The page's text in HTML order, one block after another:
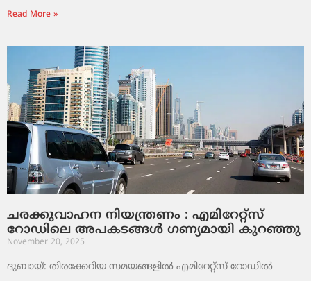
Read More »
ചരക്കുവാഹന നിയന്ത്രണം : എമിറേറ്റ്സ്
റോഡിലെ അപകടങ്ങൾ ഗണ്യമായി കുറഞ്ഞു
November 20, 2025
ദുബായ്: തിരക്കേറിയ സമയങ്ങളിൽ എമിറേറ്റ്സ് റോഡിൽ